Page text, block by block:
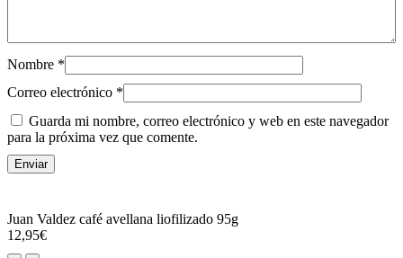
Nombre *
Correo electrónico *
Guarda mi nombre, correo electrónico y web en este navegador
para la próxima vez que comente.
Juan Valdez café avellana liofilizado 95g
12,95€
Juan